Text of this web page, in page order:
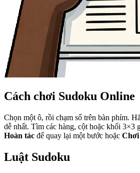
Cách chơi Sudoku Online
Chọn một ô, rồi chạm số trên bàn phím.
dễ nhất. Tìm các hàng, cột hoặc khối 3×3
Hoàn tác để quay lại một bước hoặc
Luật Sudoku